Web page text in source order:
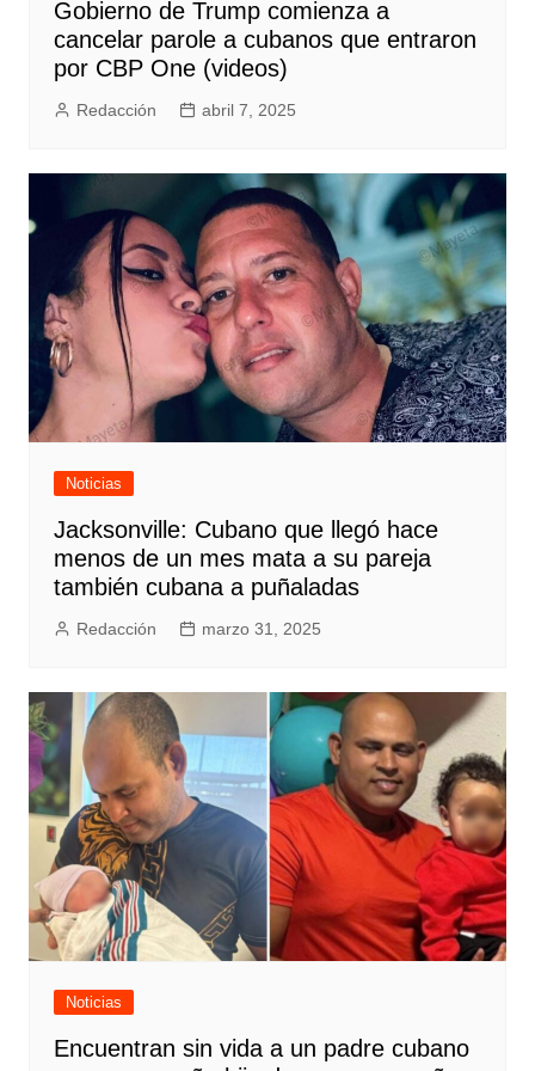
Gobierno de Trump comienza a
cancelar parole a cubanos que entraron
por CBP One (videos)
Redacción abril 7, 2025
Noticias
Jacksonville: Cubano que llegó hace
menos de un mes mata a su pareja
también cubana a puñaladas
Redacción marzo 31, 2025
Noticias
Encuentran sin vida a un padre cubano